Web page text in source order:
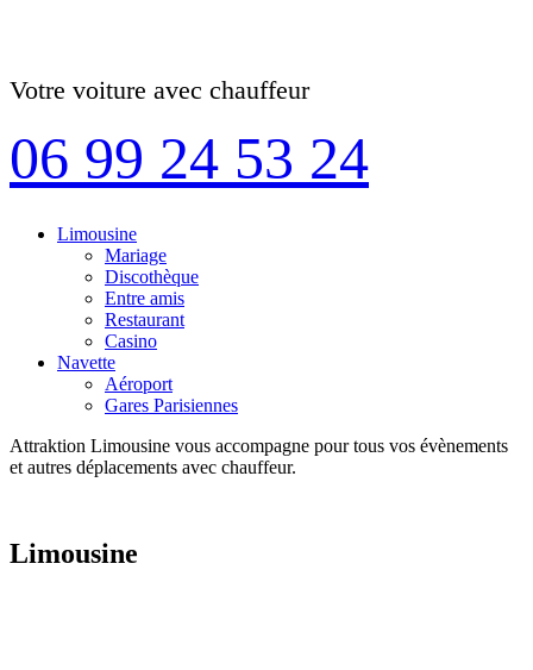
Votre voiture avec chauffeur
06 99 24 53 24
Limousine
Mariage
Discothèque
Entre amis
Restaurant
Casino
Navette
Aéroport
Gares Parisiennes
Attraktion Limousine vous accompagne pour tous vos évènements
et autres déplacements avec chauffeur.
Limousine